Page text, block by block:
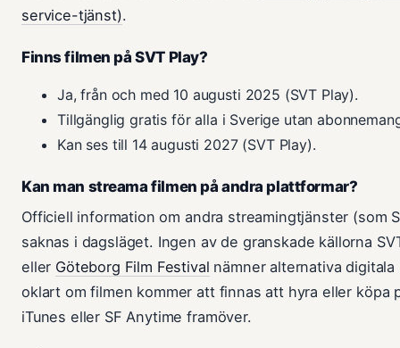
service-tjänst).
Finns filmen på SVT Play?
Ja, från och med 10 augusti 2025 (SVT Play).
Tillgänglig gratis för alla i Sverige utan
Kan ses till 14 augusti 2027 (SVT Play).
Kan man streama filmen på andra plattformar?
Officiell information om andra streamingtjänster (som
saknas i dagsläget. Ingen av de granskade källorna
eller Göteborg Film Festival nämner alternativa
oklart om filmen kommer att finnas att hyra eller köpa
iTunes eller SF Anytime framöver.